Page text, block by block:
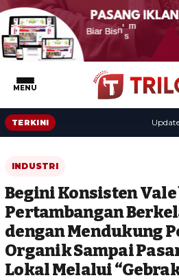
MENU
TERKINI Update
INDUSTRI
Begini Konsisten Vale
Pertambangan
dengan Mendukung
Organik Sampai
Lokal Melalui